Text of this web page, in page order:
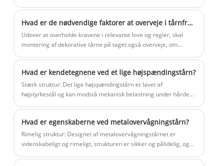
laserskæringsproces, velkommen til at
bringe dit billede, fysisk prøve eller
designtegning på bestilling.
Hvad er de nødvendige faktorer at overveje i tårnfremstillingsinstallationen af ​​tagdekorationstårnet
Udover at overholde kravene i relevante love og regler, skal
montering af dekorative tårne ​​på taget også overveje, om
Hvad er kendetegnene ved et lige højspændingstårn?
Stærk struktur: Det lige højspændingstårn er lavet af
højstyrkestål og kan modstå mekanisk belastning under hårde
Hvad er egenskaberne ved metalovervågningstårn?
Rimelig struktur: Designet af metalovervågningstårnet er
videnskabeligt og rimeligt, strukturen er sikker og pålidelig, og